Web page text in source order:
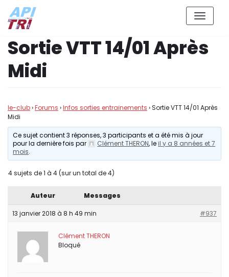
Aller
au
contenu
Sortie VTT 14/01 Après
Midi
le-club›Forums ›Infos sorties entrainements ›Sortie VTT 14/01 Après
Midi
Ce sujet contient 3 réponses, 3 participants et a été mis à jour
pour la dernière fois par
Clément THERON, leil y a 8 années et 7
mois.
4 sujets de 1 à 4 (sur un total de 4)
Auteur Messages
13 janvier 2018 à 8 h 49 min #937
Clément THERON
Bloqué